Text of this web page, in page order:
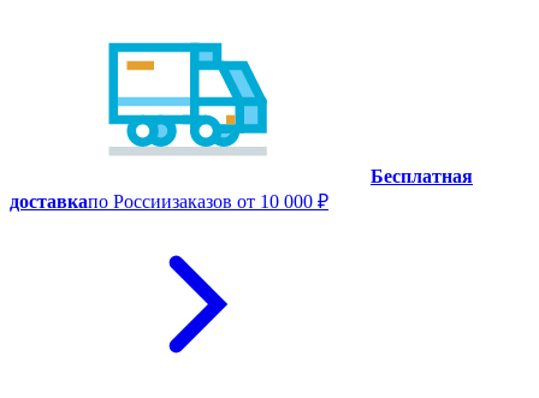
Бесплатная
доставкапо Россиизаказов от 10 000 ₽